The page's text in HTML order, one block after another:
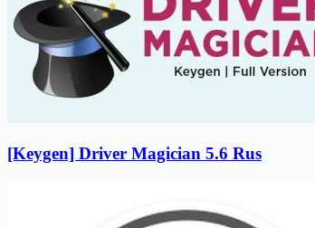
[Keygen] Driver Magician 5.6 Rus